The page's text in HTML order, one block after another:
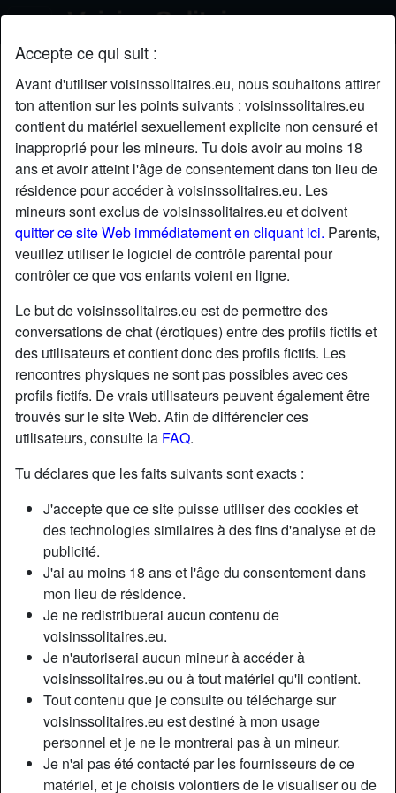
Accepte ce qui suit :
Avant d'utiliser voisinssolitaires.eu, nous souhaitons attirer
ton attention sur les points suivants : voisinssolitaires.eu
contient du matériel sexuellement explicite non censuré et
inapproprié pour les mineurs. Tu dois avoir au moins 18
ans et avoir atteint l'âge de consentement dans ton lieu de
résidence pour accéder à voisinssolitaires.eu. Les
mineurs sont exclus de voisinssolitaires.eu et doivent
quitter ce site Web immédiatement en cliquant ici. Parents,
veuillez utiliser le logiciel de contrôle parental pour
contrôler ce que vos enfants voient en ligne.
Le but de voisinssolitaires.eu est de permettre des
conversations de chat (érotiques) entre des profils fictifs et
des utilisateurs et contient donc des profils fictifs. Les
rencontres physiques ne sont pas possibles avec ces
profils fictifs. De vrais utilisateurs peuvent également être
trouvés sur le site Web. Afin de différencier ces
utilisateurs, consulte la FAQ.
Tu déclares que les faits suivants sont exacts :
J'accepte que ce site puisse utiliser des cookies et
des technologies similaires à des fins d'analyse et de
publicité.
J'ai au moins 18 ans et l'âge du consentement dans
mon lieu de résidence.
Je ne redistribuerai aucun contenu de
voisinssolitaires.eu.
Je n'autoriserai aucun mineur à accéder à
voisinssolitaires.eu ou à tout matériel qu'il contient.
Tout contenu que je consulte ou télécharge sur
voisinssolitaires.eu est destiné à mon usage
personnel et je ne le montrerai pas à un mineur.
Je n'ai pas été contacté par les fournisseurs de ce
matériel, et je choisis volontiers de le visualiser ou de
paulpieuvre's profil
starAjouter chatDiscuter !
Nickname:
Âge:
57
Département:
Var
Sexe:
Relation:
Relation ouverte
Taille:
Poids:
74 Kg
Épilé(e):
Description
N'a pas encore saisi de description
Cherche
Femme, 36-54, 55+